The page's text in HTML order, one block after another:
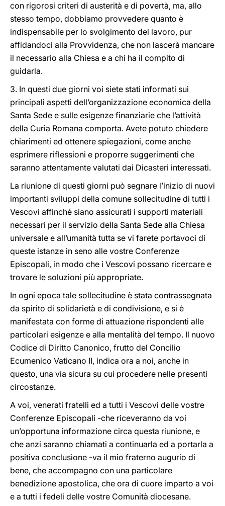
con rigorosi criteri di austerità e di povertà, ma, allo
stesso tempo, dobbiamo provvedere quanto è
indispensabile per lo svolgimento del lavoro, pur
affidandoci alla Provvidenza, che non lascerà mancare
il necessario alla Chiesa e a chi ha il compito di
guidarla.
3. In questi due giorni voi siete stati informati sui
principali aspetti dell’organizzazione economica della
Santa Sede e sulle esigenze finanziarie che l’attività
della Curia Romana comporta. Avete potuto chiedere
chiarimenti ed ottenere spiegazioni, come anche
esprimere riflessioni e proporre suggerimenti che
saranno attentamente valutati dai Dicasteri interessati.
La riunione di questi giorni può segnare l’inizio di nuovi
importanti sviluppi della comune sollecitudine di tutti i
Vescovi affinché siano assicurati i supporti materiali
necessari per il servizio della Santa Sede alla Chiesa
universale e all’umanità tutta se vi farete portavoci di
queste istanze in seno alle vostre Conferenze
Episcopali, in modo che i Vescovi possano ricercare e
trovare le soluzioni più appropriate.
In ogni epoca tale sollecitudine è stata contrassegnata
da spirito di solidarietà e di condivisione, e si è
manifestata con forme di attuazione rispondenti alle
particolari esigenze e alla mentalità del tempo. Il nuovo
Codice di Diritto Canonico, frutto del Concilio
Ecumenico Vaticano II, indica ora a noi, anche in
questo, una via sicura su cui procedere nelle presenti
circostanze.
A voi, venerati fratelli ed a tutti i Vescovi delle vostre
Conferenze Episcopali -che riceveranno da voi
un’opportuna informazione circa questa riunione, e
che anzi saranno chiamati a continuarla ed a portarla a
positiva conclusione -va il mio fraterno augurio di
bene, che accompagno con una particolare
benedizione apostolica, che ora di cuore imparto a voi
e a tutti i fedeli delle vostre Comunità diocesane.